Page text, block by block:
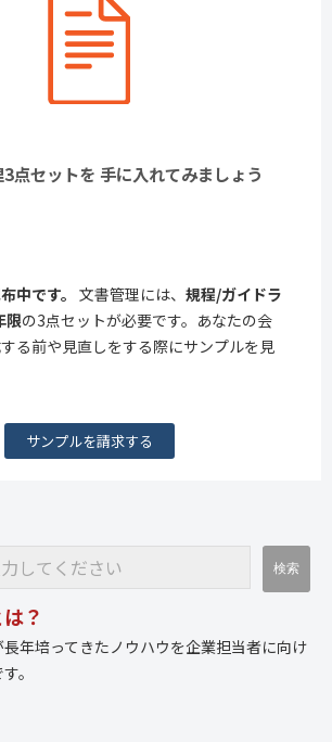
点セットを 手に入れてみましょう
中です。 文書管理には、 規程/ガイドラ
限の3点セットが必要です。あなたの会
る前や見直しをする際にサンプルを見
サンプルを請求する
？
年培ってきたノウハウを企業担当者に向け
。